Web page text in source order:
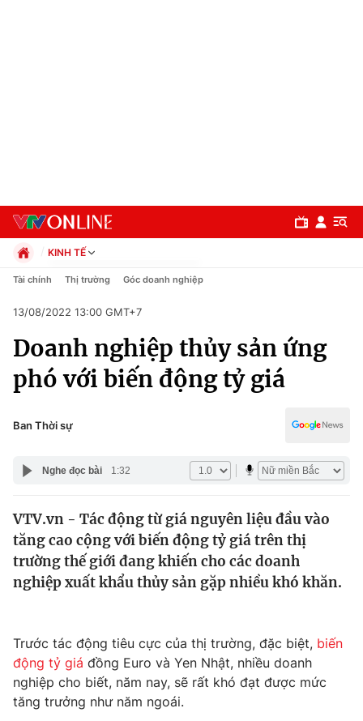
Chuyên mục
Chính trị
Pháp luật
Thế giới
Tin tức
Câu chuyện quốc tế
Tài chính
Thị trường
Góc doanh nghiệp
Dữ liệu và đời sống
Truyền hình
KINH TẾ
Chính trị
Pháp luật
Kinh tế
Thể thao
Truyền hình
Y tế
Công nghệ
Tài chính Thị trường Góc doanh nghiệp
13/08/2022 13:00 GMT+7
Doanh nghiệp thủy sản ứng
phó với biến động tỷ giá
Ban Thời sự
Nghe đọc bài 1:32
VTV.vn - Tác động từ giá nguyên liệu đầu vào
tăng cao cộng với biến động tỷ giá trên thị
trường thế giới đang khiến cho các doanh
nghiệp xuất khẩu thủy sản gặp nhiều khó khăn.
Trước tác động tiêu cực của thị trường, đặc biệt, biến
động tỷ giá đồng Euro và Yen Nhật, nhiều doanh
nghiệp cho biết, năm nay, sẽ rất khó đạt được mức
tăng trưởng như năm ngoái.